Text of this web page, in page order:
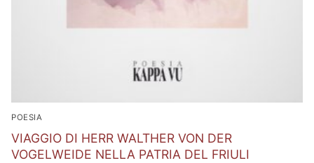
POESIA
VIAGGIO DI HERR WALTHER VON DER
VOGELWEIDE NELLA PATRIA DEL FRIULI